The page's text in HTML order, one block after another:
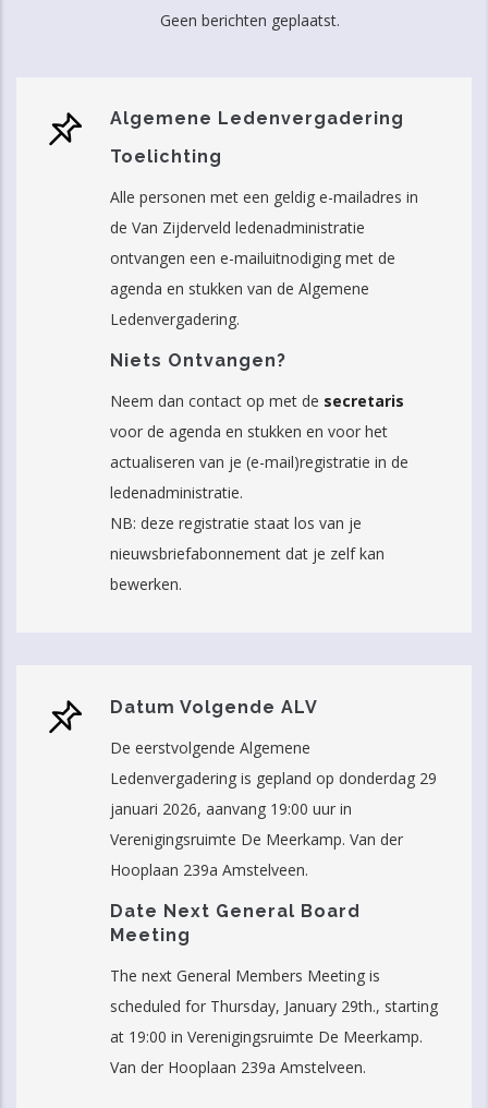
Geen berichten geplaatst.
Algemene Ledenvergadering
Toelichting
Alle personen met een geldig e-mailadres in
de Van Zijderveld ledenadministratie
ontvangen een e-mailuitnodiging met de
agenda en stukken van de Algemene
Ledenvergadering.
Niets Ontvangen?
Neem dan contact op met de secretaris
voor de agenda en stukken en voor het
actualiseren van je (e-mail)registratie in de
ledenadministratie.
NB: deze registratie staat los van je
nieuwsbriefabonnement dat je zelf kan
bewerken.
Datum Volgende ALV
De eerstvolgende Algemene
Ledenvergadering is gepland op donderdag 29
januari 2026, aanvang 19:00 uur in
Verenigingsruimte De Meerkamp. Van der
Hooplaan 239a Amstelveen.
Date Next General Board
Meeting
The next General Members Meeting is
scheduled for Thursday, January 29th., starting
at 19:00 in Verenigingsruimte De Meerkamp.
Van der Hooplaan 239a Amstelveen.